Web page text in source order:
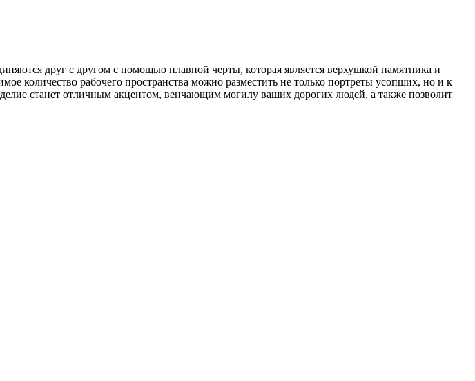
друг с другом с помощью плавной черты, которая является верхушкой памятника и
количество рабочего пространства можно разместить не только портреты усопших, но и к
станет отличным акцентом, венчающим могилу ваших дорогих людей, а также позволит